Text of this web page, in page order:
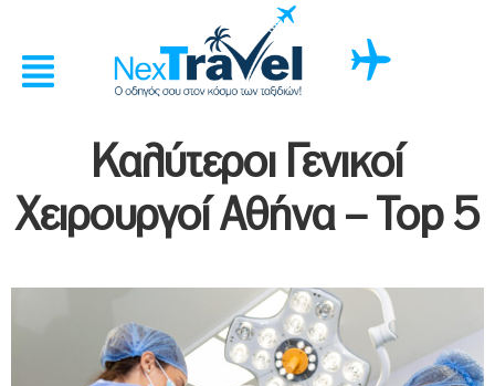
Καλύτεροι Γενικοί
Χειρουργοί Αθήνα – Top 5